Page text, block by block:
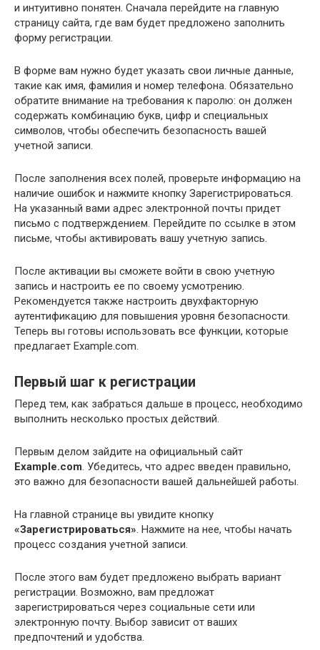
и интуитивно понятен. Сначала перейдите на главную
страницу сайта, где вам будет предложено заполнить
форму регистрации.
В форме вам нужно будет указать свои личные данные,
такие как имя, фамилия и номер телефона. Обязательно
обратите внимание на требования к паролю: он должен
содержать комбинацию букв, цифр и специальных
символов, чтобы обеспечить безопасность вашей
учетной записи.
После заполнения всех полей, проверьте информацию на
наличие ошибок и нажмите кнопку Зарегистрироваться.
На указанный вами адрес электронной почты придет
письмо с подтверждением. Перейдите по ссылке в этом
письме, чтобы активировать вашу учетную запись.
После активации вы сможете войти в свою учетную
запись и настроить ее по своему усмотрению.
Рекомендуется также настроить двухфакторную
аутентификацию для повышения уровня безопасности.
Теперь вы готовы использовать все функции, которые
предлагает Example.com.
Первый шаг к регистрации
Перед тем, как забраться дальше в процесс, необходимо
выполнить несколько простых действий.
Первым делом зайдите на официальный сайт
Example.com. Убедитесь, что адрес введен правильно,
это важно для безопасности вашей дальнейшей работы.
На главной странице вы увидите кнопку
«Зарегистрироваться». Нажмите на нее, чтобы начать
процесс создания учетной записи.
После этого вам будет предложено выбрать вариант
регистрации. Возможно, вам предложат
зарегистрироваться через социальные сети или
электронную почту. Выбор зависит от ваших
предпочтений и удобства.